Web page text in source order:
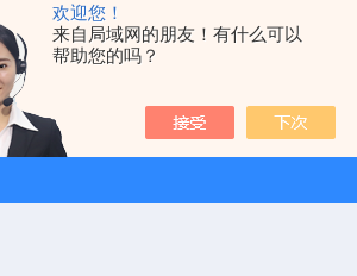
欢迎您！
来自局域网的朋友！有什么可以
帮助您的吗？